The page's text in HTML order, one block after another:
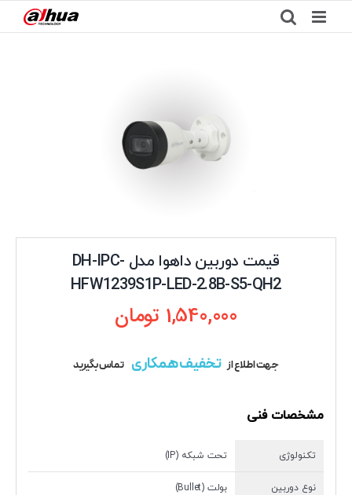
to
قیمت دوربین داهوا مدل DH-IPC-
HFW1239S1P-LED-2.8B-S5-QH2
1,540,000 تومان
جهت اطلاع از تخفیف همکاری تماس بگیرید
مشخصات فنی
تکنولوژی تحت شبکه (IP)
نوع دوربین بولت (Bullet)